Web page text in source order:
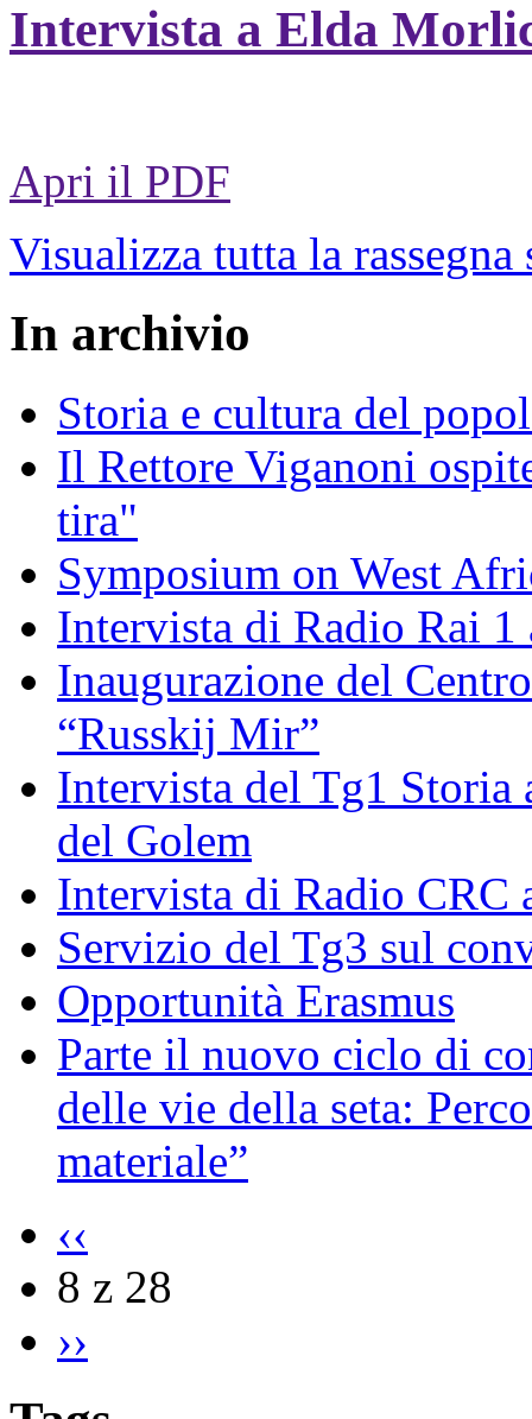
Intervista a Elda
Apri il PDF
Visualizza tutta la rassegna
In archivio
Storia e cultura del
Il Rettore Viganoni
tira"
Symposium on West
Intervista di Radio Rai 1
Inaugurazione del
“Russkij Mir”
Intervista del Tg1 Storia
del Golem
Intervista di Radio CRC
Servizio del Tg3 sul
Opportunità Erasmus
Parte il nuovo ciclo di
delle vie della seta:
materiale”
‹‹
8 z 28
››